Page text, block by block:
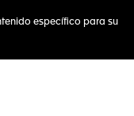
específico para su